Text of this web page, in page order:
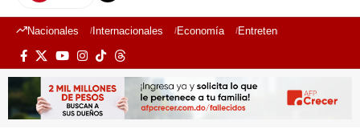
Nacionales Internacionales Economía Entretenimiento